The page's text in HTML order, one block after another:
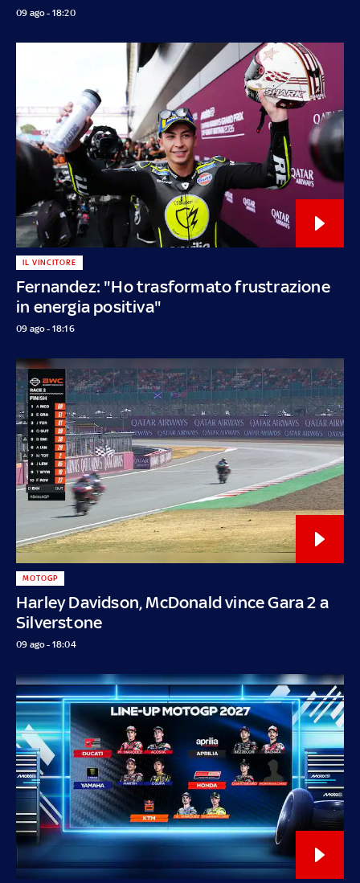
09 ago - 18:20
Fernandez: "Ho trasformato frustrazione
in energia positiva"
IL VINCITORE
09 ago - 18:16
Harley Davidson, McDonald vince Gara 2 a
Silverstone
MOTOGP
09 ago - 18:04